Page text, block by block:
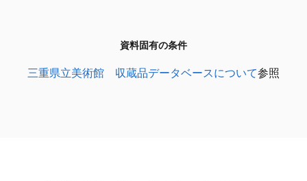
資料固有の条件
三重県立美術館 収蔵品データベースについて参照